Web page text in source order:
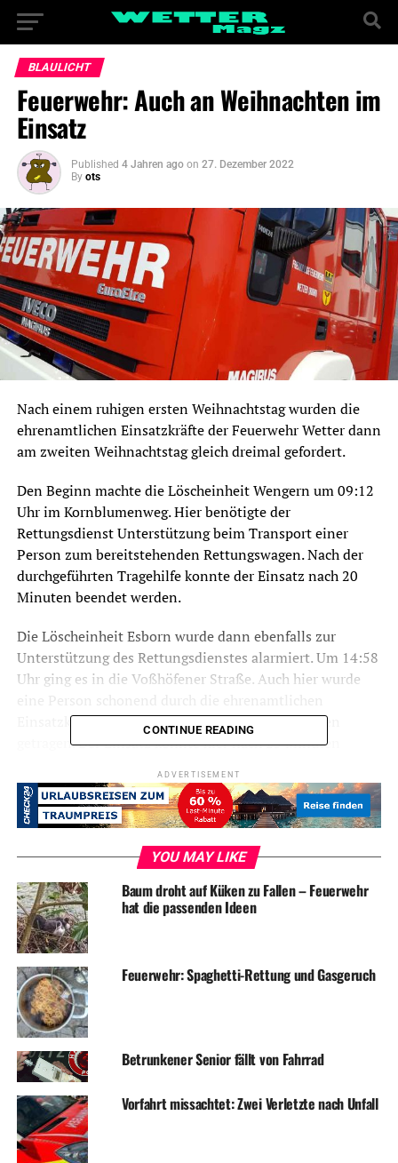
BLAULICHT
Feuerwehr: Auch an Weihnachten im
Einsatz
Published 4 Jahren ago on 27. Dezember 2022
By ots
Nach einem ruhigen ersten Weihnachtstag wurden die
ehrenamtlichen Einsatzkräfte der Feuerwehr Wetter dann
am zweiten Weihnachtstag gleich dreimal gefordert.
Den Beginn machte die Löscheinheit Wengern um 09:12
Uhr im Kornblumenweg. Hier benötigte der
Rettungsdienst Unterstützung beim Transport einer
Person zum bereitstehenden Rettungswagen. Nach der
durchgeführten Tragehilfe konnte der Einsatz nach 20
Minuten beendet werden.
Die Löscheinheit Esborn wurde dann ebenfalls zur
Unterstützung des Rettungsdienstes alarmiert. Um 14:58
Uhr ging es in die Voßhöfener Straße. Auch hier wurde
Einsatzkräfte zum bereitstehenden Rettungswagen
getragen. Der Einsatz konnte hier nach 25 Minuten
Die Löscheinheit Grundschöttel wurde um 17:15 Uhr zu
einer Person hinter verschlossener Wohnungstür in der
Straße „An der Windecke“ alarmiert. Die Person wurde
schon einige Zeit nicht mehr gesehen. Durch die
Einsatzkräfte wurde die Wohnungstür mit
Spezialwerkzeug geöffnet. Leider kam für die Person jede
Hilfe zu spät. Die Einsatzstelle wurde an den
Rettungsdienst und die Polizei übergeben. Die Feuerwehr
beendete den Einsatz nach 20 Minuten.
CONTINUE READING
ADVERTISEMENT
YOU MAY LIKE
Baum droht auf Küken zu Fallen – Feuerwehr
hat die passenden Ideen
Feuerwehr: Spaghetti-Rettung und Gasgeruch
Betrunkener Senior fällt von Fahrrad
Vorfahrt missachtet: Zwei Verletzte nach Unfall